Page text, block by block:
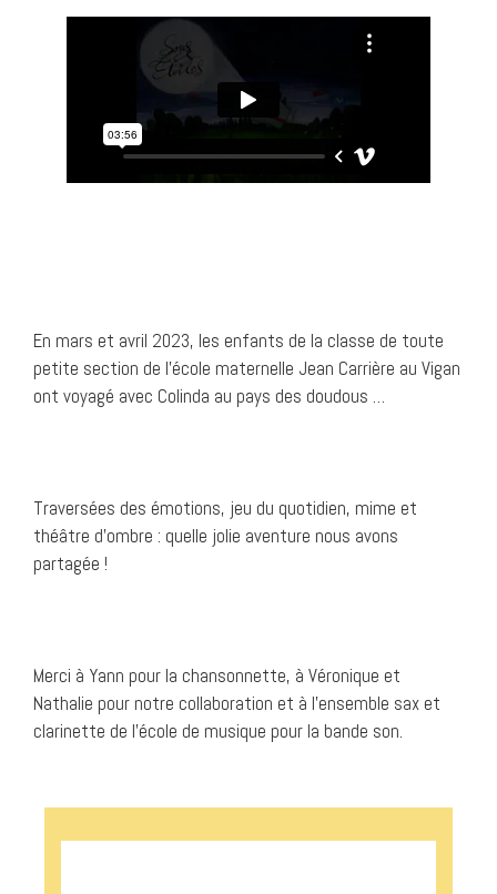
En mars et avril 2023, les enfants de la classe de toute
petite section de l’école maternelle Jean Carrière au Vigan
ont voyagé avec Colinda au pays des doudous …
Traversées des émotions, jeu du quotidien, mime et
théâtre d’ombre : quelle jolie aventure nous avons
partagée !
Merci à Yann pour la chansonnette, à Véronique et
Nathalie pour notre collaboration et à l’ensemble sax et
clarinette de l’école de musique pour la bande son.